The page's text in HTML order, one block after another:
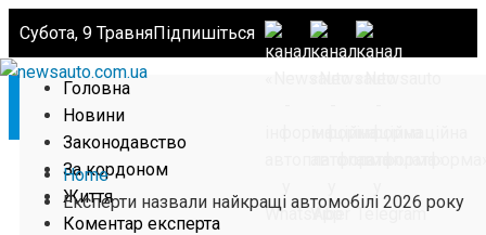
Субота, 9 ТравняПідпишіться
Головна
Новини
Законодавство
За кордоном
Життя
Коментар експерта
Home
Експерти назвали найкращі автомобілі 2026 року